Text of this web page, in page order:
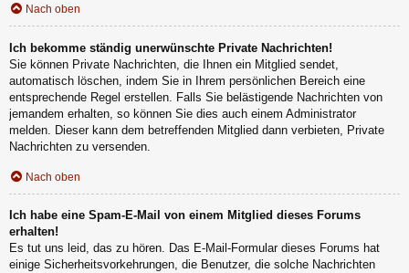
Nach oben
Ich bekomme ständig unerwünschte Private Nachrichten!
Sie können Private Nachrichten, die Ihnen ein Mitglied sendet,
automatisch löschen, indem Sie in Ihrem persönlichen Bereich eine
entsprechende Regel erstellen. Falls Sie belästigende Nachrichten von
jemandem erhalten, so können Sie dies auch einem Administrator
melden. Dieser kann dem betreffenden Mitglied dann verbieten, Private
Nachrichten zu versenden.
Nach oben
Ich habe eine Spam-E-Mail von einem Mitglied dieses Forums
erhalten!
Es tut uns leid, das zu hören. Das E-Mail-Formular dieses Forums hat
einige Sicherheitsvorkehrungen, die Benutzer, die solche Nachrichten